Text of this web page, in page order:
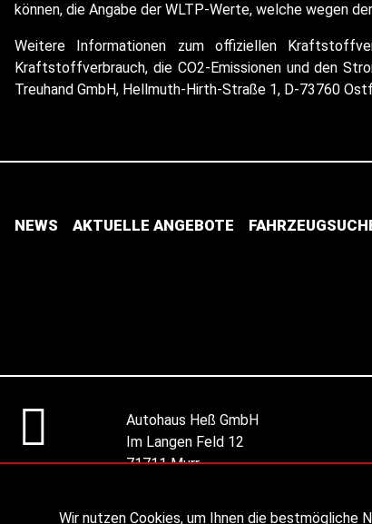
Wir nutzen Cookies, um Ihnen die bestmögliche
können, die Angabe der WLTP-Werte, welche wegen
Weitere Informationen zum offiziellen
Kraftstoffverbrauch, die CO2-Emissionen und den
Treuhand GmbH, Hellmuth-Hirth-Straße 1, D-73760
NEWS AKTUELLE ANGEBOTE
Autohaus Heß GmbH
Im Langen Feld 12
71711 Murr